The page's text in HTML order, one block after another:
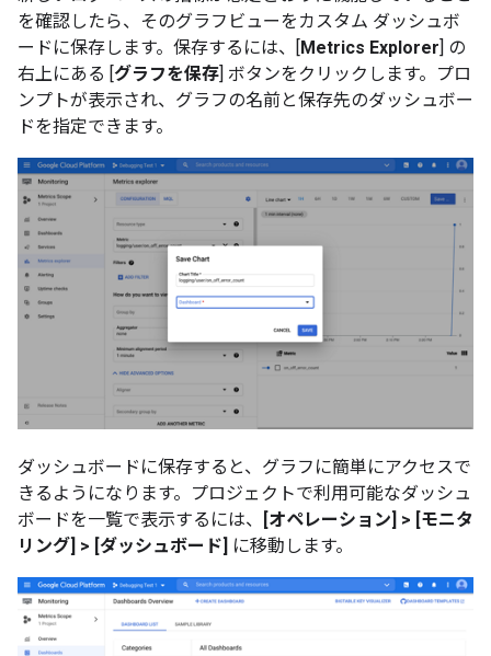
を確認したら、そのグラフビューをカスタム ダッシュボ
ードに保存します。保存するには、[Metrics Explorer] の
右上にある [グラフを保存] ボタンをクリックします。プロ
ンプトが表示され、グラフの名前と保存先のダッシュボー
ドを指定できます。
ダッシュボードに保存すると、グラフに簡単にアクセスで
きるようになります。プロジェクトで利用可能なダッシュ
ボードを一覧で表示するには、
[オペレーション] > [モニタ
リング] > [ダッシュボード] に移動します。